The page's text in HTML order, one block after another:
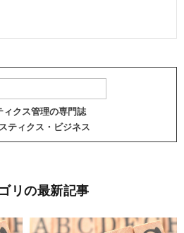
ィクス管理の専門誌
ティクス・ビジネス
リの最新記事